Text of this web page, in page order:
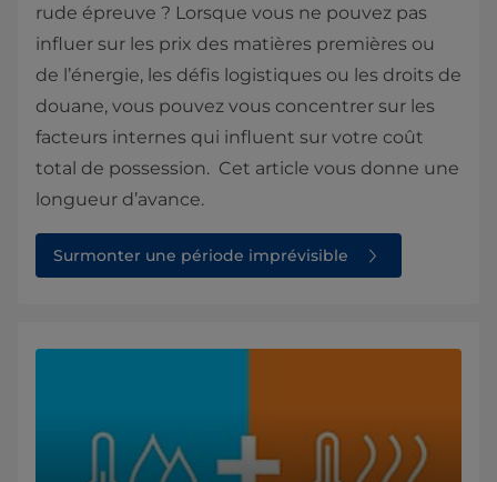
rude épreuve ? Lorsque vous ne pouvez pas
influer sur les prix des matières premières ou
de l’énergie, les défis logistiques ou les droits de
douane, vous pouvez vous concentrer sur les
facteurs internes qui influent sur votre coût
total de possession. Cet article vous donne une
longueur d’avance.
Surmonter une période imprévisible